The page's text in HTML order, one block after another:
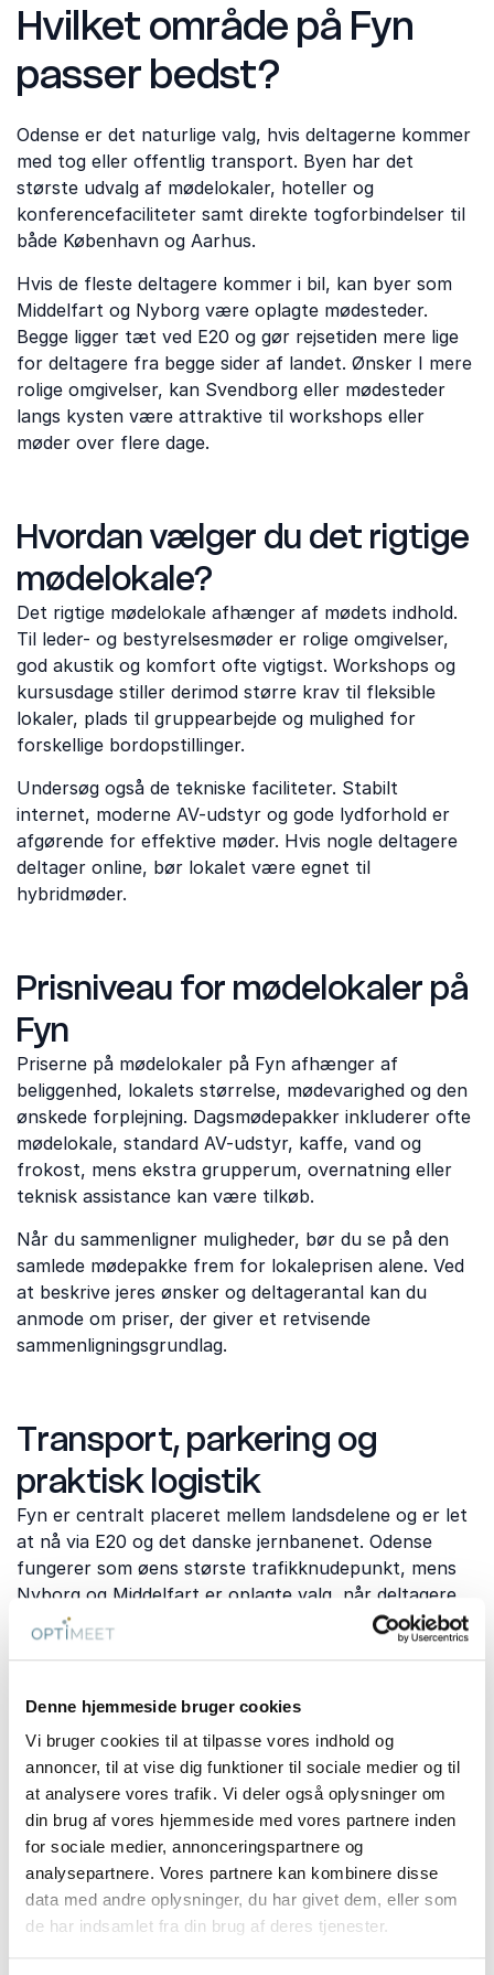
Denne hjemmeside bruger cookies
Vi bruger cookies til at tilpasse vores indhold og
annoncer, til at vise dig funktioner til sociale medier og til
at analysere vores trafik. Vi deler også oplysninger om
din brug af vores hjemmeside med vores partnere inden
for sociale medier, annonceringspartnere og
analysepartnere. Vores partnere kan kombinere disse
data med andre oplysninger, du har givet dem, eller som
de har indsamlet fra din brug af deres tjenester.
Hvilket område på Fyn
passer bedst?
Odense er det naturlige valg, hvis deltagerne kommer
med tog eller offentlig transport. Byen har det
største udvalg af mødelokaler, hoteller og
konferencefaciliteter samt direkte togforbindelser til
både København og Aarhus.
Hvis de fleste deltagere kommer i bil, kan byer som
Middelfart og Nyborg være oplagte mødesteder.
Begge ligger tæt ved E20 og gør rejsetiden mere lige
for deltagere fra begge sider af landet. Ønsker I mere
rolige omgivelser, kan Svendborg eller mødesteder
langs kysten være attraktive til workshops eller
møder over flere dage.
Hvordan vælger du det rigtige
mødelokale?
Det rigtige mødelokale afhænger af mødets indhold.
Til leder- og bestyrelsesmøder er rolige omgivelser,
god akustik og komfort ofte vigtigst. Workshops og
kursusdage stiller derimod større krav til fleksible
lokaler, plads til gruppearbejde og mulighed for
forskellige bordopstillinger.
Undersøg også de tekniske faciliteter. Stabilt
internet, moderne AV-udstyr og gode lydforhold er
afgørende for effektive møder. Hvis nogle deltagere
deltager online, bør lokalet være egnet til
hybridmøder.
Prisniveau for mødelokaler på
Fyn
Priserne på mødelokaler på Fyn afhænger af
beliggenhed, lokalets størrelse, mødevarighed og den
ønskede forplejning. Dagsmødepakker inkluderer ofte
mødelokale, standard AV-udstyr, kaffe, vand og
frokost, mens ekstra grupperum, overnatning eller
teknisk assistance kan være tilkøb.
Når du sammenligner muligheder, bør du se på den
samlede mødepakke frem for lokaleprisen alene. Ved
at beskrive jeres ønsker og deltagerantal kan du
anmode om priser, der giver et retvisende
sammenligningsgrundlag.
Transport, parkering og
praktisk logistik
Fyn er centralt placeret mellem landsdelene og er let
at nå via E20 og det danske jernbanenet. Odense
fungerer som øens største trafikknudepunkt, mens
Nyborg og Middelfart er oplagte valg, når deltagere
kommer fra hver sin landsdel.
Hvis mange ankommer i bil, bør du undersøge
flere dage kan det også være en fordel at vælge et
mødelokale med overnatning eller kort afstand til
hotel.
Praktiske spørgsmål
Hvilken by er bedst til møder på Fyn?